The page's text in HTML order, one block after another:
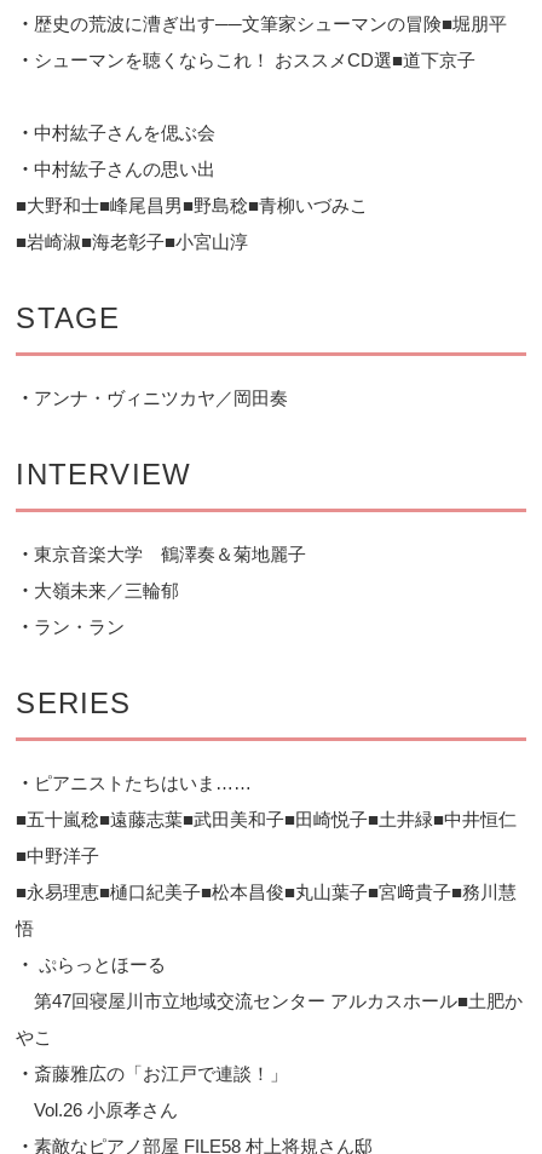
・ 歴史の荒波に漕ぎ出す──文筆家シューマンの冒険■堀朋平
・ シューマンを聴くならこれ！ おススメCD選■道下京子
・中村紘子さんを偲ぶ会
・中村紘子さんの思い出
■大野和士■峰尾昌男■野島稔■青柳いづみこ
■岩崎淑■海老彰子■小宮山淳
STAGE
・ アンナ・ヴィニツカヤ／岡田奏
INTERVIEW
・東京音楽大学 鶴澤奏＆菊地麗子
・ 大嶺未来／三輪郁
・ ラン・ラン
SERIES
・ ピアニストたちはいま……
■五十嵐稔■遠藤志葉■武田美和子■田崎悦子■土井緑■中井恒仁
■中野洋子
■永易理恵■樋口紀美子■松本昌俊■丸山葉子■宮﨑貴子■務川慧
悟
・ ぷらっとほーる
第47回寝屋川市立地域交流センター アルカスホール■土肥か
やこ
・ 斎藤雅広の「お江戸で連談！」
Vol.26 小原孝さん
・素敵なピアノ部屋 FILE58 村上将規さん邸